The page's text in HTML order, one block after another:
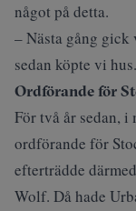
något på detta.
– Nästa gång
sedan köpte vi hus.
Ordförande för
För två år sedan,
ordförande för
efterträdde
Wolf. Då hade